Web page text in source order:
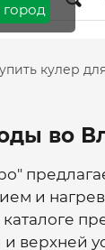
город
кулер
во
и
верхней